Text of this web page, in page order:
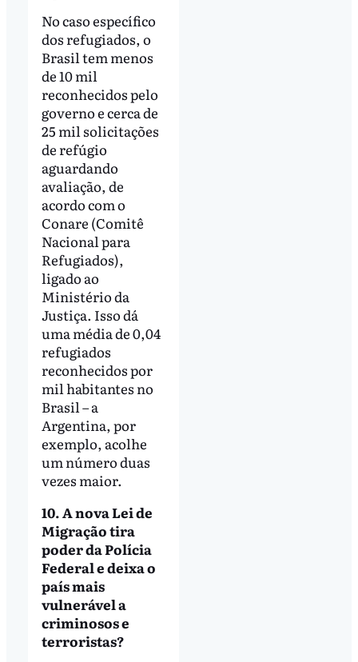
No caso específico
dos refugiados, o
Brasil tem menos
de 10 mil
reconhecidos pelo
governo e cerca de
25 mil solicitações
de refúgio
aguardando
avaliação, de
acordo com o
Conare (Comitê
Nacional para
Refugiados),
ligado ao
Ministério da
Justiça. Isso dá
uma média de 0,04
refugiados
reconhecidos por
mil habitantes no
Brasil – a
Argentina, por
exemplo, acolhe
um número duas
vezes maior.
10. A nova Lei de
Migração tira
poder da Polícia
Federal e deixa o
país mais
vulnerável a
criminosos e
terroristas?